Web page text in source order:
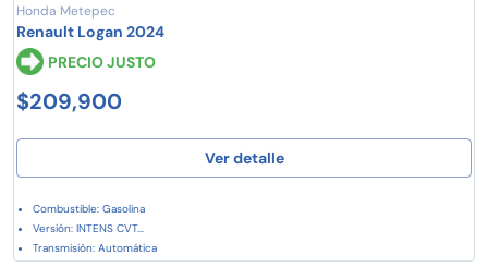
Honda Metepec
Renault Logan 2024
PRECIO JUSTO
$209,900
Ver detalle
Combustible: Gasolina
Versión: INTENS CVT...
Transmisión: Automática